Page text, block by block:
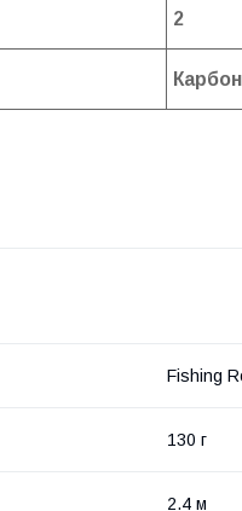
2
Карбон
Fishing
130 г
2.4 м